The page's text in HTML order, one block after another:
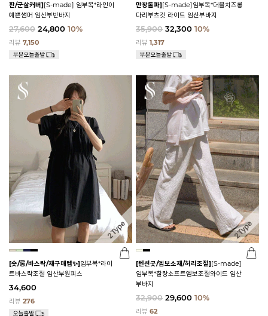
판/군살커버][S-made] 임부복*라인이
예쁜썸머 임산부반바지
27,600 24,800 10%
리뷰 7,150
만장돌파][S-made]임부복*더블치즈롱
다리부츠컷 라이트 임산부바지
35,900 32,300 10%
리뷰 1,317
[숏/롱/바스락/재구매템✨]임부복*라이
트바스락조절 임산부원피스
34,600
리뷰 276
[텐션굿/엠보소재/허리조절][S-made]
임부복*찰랑소프트엠보조절와이드 임산
부바지
32,900 29,600 10%
리뷰 62